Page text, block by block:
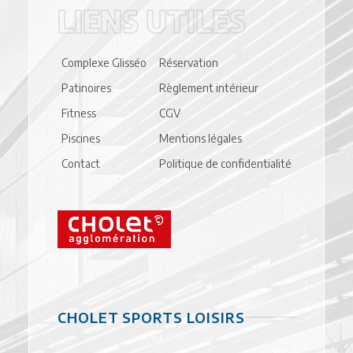
LIENS UTILES
Complexe Glisséo
Patinoires
Fitness
Piscines
Contact
Réservation
Règlement intérieur
CGV
Mentions légales
Politique de confidentialité
CHOLET SPORTS LOISIRS